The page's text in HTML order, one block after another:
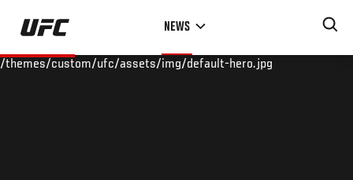
Skip
main
NEWS
/themes/custom/ufc/assets/img/default-hero.jpg